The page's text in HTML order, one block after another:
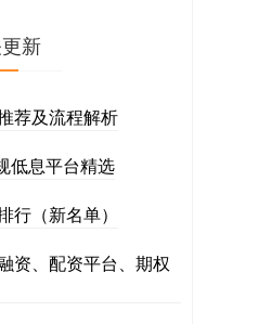
新
荐及流程解析
低息平台精选
行（新名单）
资、配资平台、期权